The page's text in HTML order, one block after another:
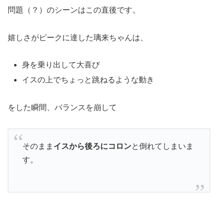
問題（？）のシーンはこの直後です。
嬉しさがピークに達した璃来ちゃんは、
身を乗り出して大喜び
イスの上でちょっと跳ねるような動き
をした瞬間、バランスを崩して
そのまま イスから後ろにコロンと倒れてしまいま
す。